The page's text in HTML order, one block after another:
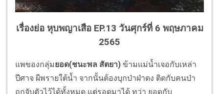
เรื่องย่อ หุบพญาเสือ EP.13 วันศุกร์ที่ 6 พฤษภาคม
2565
แพของกลุ่มยอด(ชนะพล สัตยา) ข้ามแม่น้ำเจอกับเหล่า
ปีศาจ ผีพรายใต้น้ำ จากนั้นต้องบุกป่าฝ่าดง ติดกับคนป่า
ถูกจับตัวไว้ได้ทั้งหมด แต่รอดมาได้ ทว่า ยอดกับ